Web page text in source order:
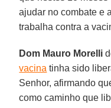
ajudar no combate e
trabalha contra a
Dom Mauro Morelli
vacina tinha sido
Senhor, afirmando
como caminho que